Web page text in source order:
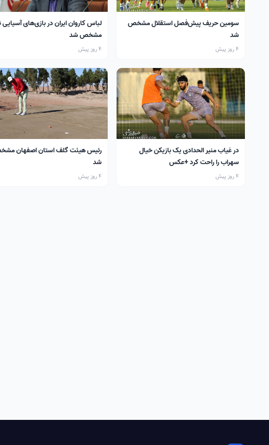
سومین حریف پیش‌فصل استقلال مشخص
شد
4 روز پیش
لباس کاروان ایران در بازی‌های آسیایی
مشخص شد
4 روز پیش
در غیاب منیر الحدادی یک بازیکن خیال
سهراب را راحت کرد +عکس
4 روز پیش
رئیس هیئت گلف استان اصفهان
شد
4 روز پیش